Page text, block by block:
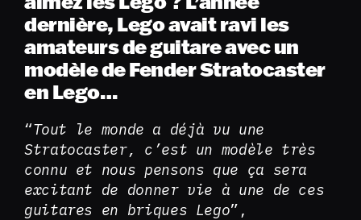
dernière, Lego avait ravi les
amateurs de guitare avec un
modèle de Fender Stratocaster
en Lego…
“Tout le monde a déjà vu une
Stratocaster, c’est un modèle très
connu et nous pensons que ça sera
excitant de donner vie à une de ces
guitares en briques Lego”,